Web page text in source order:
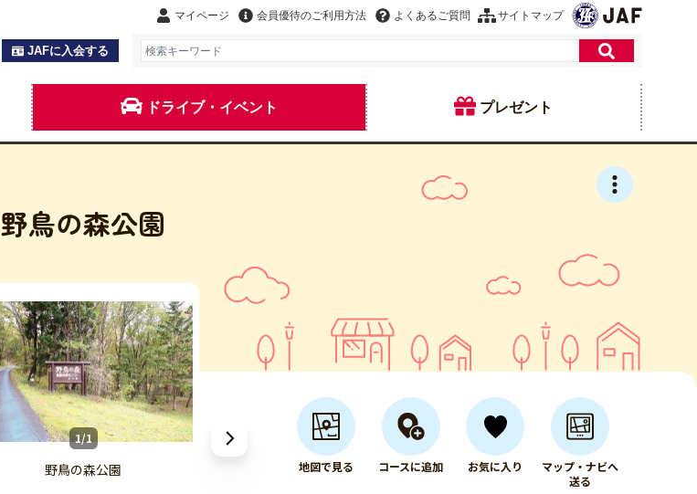
マイページ 会員優待のご利用方法 よくあるご質問 サイトマップ
JAFに入会する
ドライブ・イベント プレゼント
野鳥の森公園
1/1
野鳥の森公園 地図で見る コースに追加 お気に入り
マップ・ナビへ
送る